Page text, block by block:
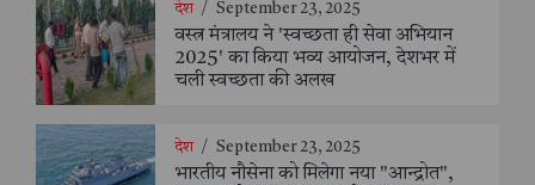
देश / September 23, 2025
वस्त्र मंत्रालय ने 'स्वच्छता ही सेवा अभियान
2025' का किया भव्य आयोजन, देशभर में
चली स्वच्छता की अलख
देश / September 23, 2025
भारतीय नौसेना को मिलेगा नया "आन्द्रोत",